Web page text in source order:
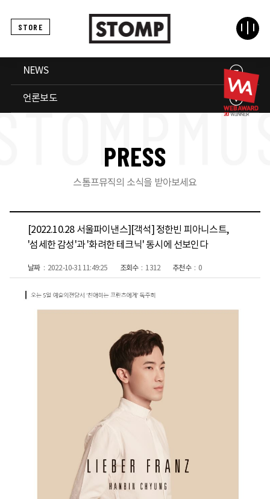
STORE
NEWS
언론보도
PRESS
스톰프뮤직의 소식을 받아보세요
[2022.10.28 서울파이낸스][객석] 정한빈 피아니스트,
'섬세한 감성'과 '화려한 테크닉' 동시에 선보인다
날짜 2022-10-31 11:49:25 조회수 1312 추천수 0